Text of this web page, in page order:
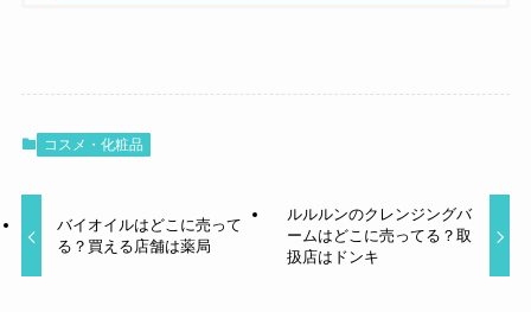
コスメ・化粧品
バイオイルはどこに売って
る？買える店舗は薬局
ルルルンのクレンジングバ
ームはどこに売ってる？取
扱店はドンキ